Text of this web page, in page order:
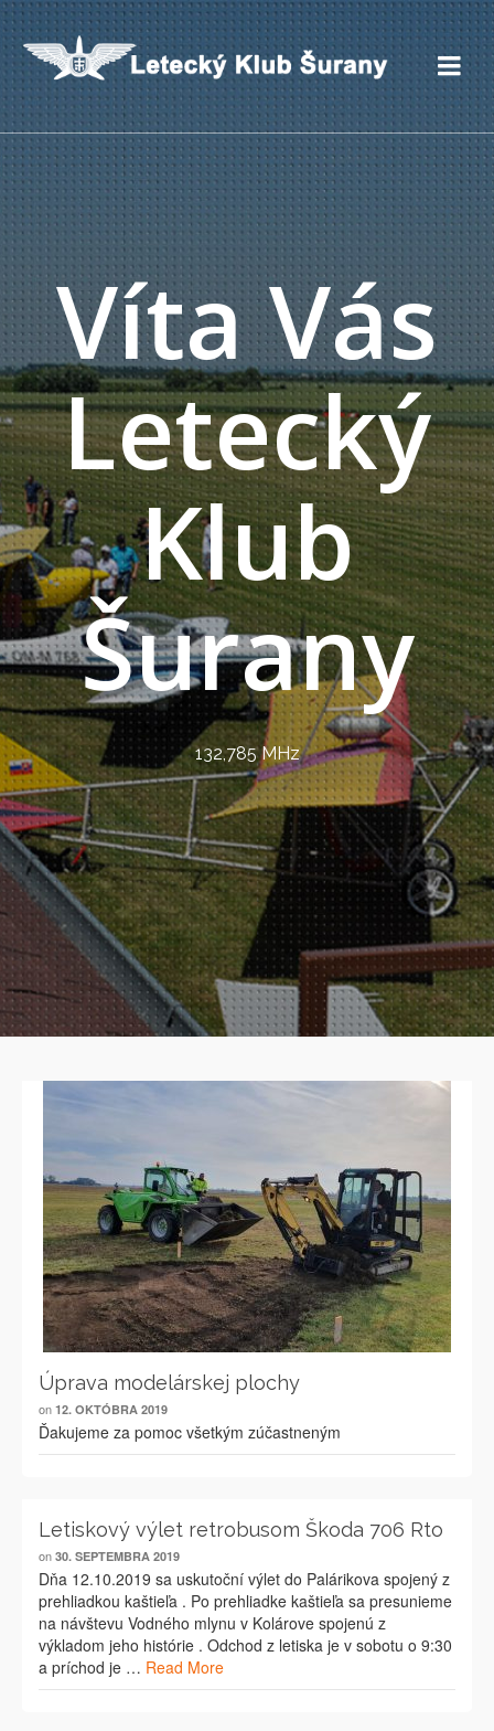
Víta Vás
Letecký
Klub
Šurany
132,785 MHz
Úprava modelárskej plochy
on 12. OKTÓBRA 2019
Ďakujeme za pomoc všetkým zúčastneným
Letiskový výlet retrobusom Škoda 706 Rto
on 30. SEPTEMBRA 2019
Dňa 12.10.2019 sa uskutoční výlet do Palárikova spojený z
prehliadkou kaštieľa . Po prehliadke kaštieľa sa presunieme
na návštevu Vodného mlynu v Kolárove spojenú z
výkladom jeho histórie . Odchod z letiska je v sobotu o 9:30
a príchod je … Read More